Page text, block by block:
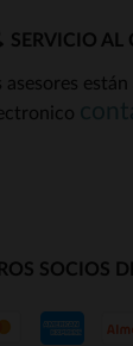
SERVICIO AL
asesores
SOCIOS